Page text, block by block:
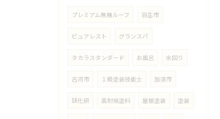
プレミアム無機ルーフ 羽生市
ピュアレスト グランスパ
タカラスタンダード お風呂 水回り
古河市 １級塗装技能士 加須市
SK化研 高耐候塗料 屋根塗装 塗装